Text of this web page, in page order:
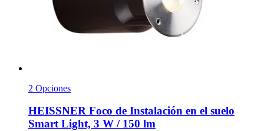
2 Opciones
HEISSNER Foco de Instalación en el suelo
Smart Light, 3 W / 150 lm